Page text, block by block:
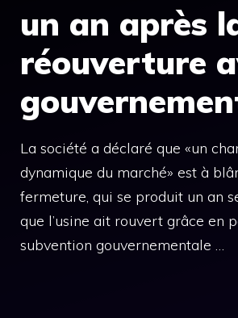
un an après
réouverture
La société a déclaré que «un
dynamique du marché» est à
fermeture, qui se produit un an
que l’usine ait rouvert grâce en
subvention gouvernementale …